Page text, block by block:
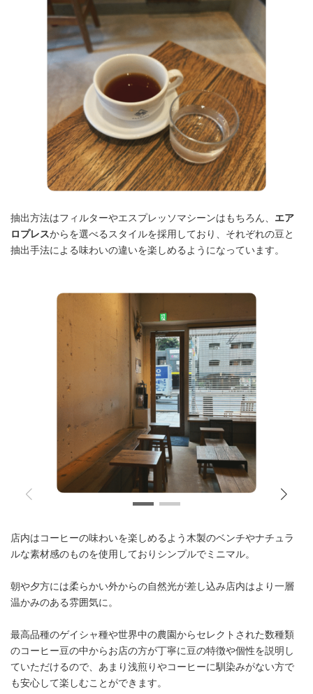
抽出方法はフィルターやエスプレッソマシーンはもちろん、 エア
ロプレスからを選べるスタイルを採用しており、それぞれの豆と
抽出手法による味わいの違いを楽しめるようになっています。
店内はコーヒーの味わいを楽しめるよう木製のベンチやナチュラ
ルな素材感のものを使用しておりシンプルでミニマル。
朝や夕方には柔らかい外からの自然光が差し込み店内はより一層
温かみのある雰囲気に。
最高品種のゲイシャ種や世界中の農園からセレクトされた数種類
のコーヒー豆の中からお店の方が丁寧に豆の特徴や個性を説明し
ていただけるので、あまり浅煎りやコーヒーに馴染みがない方で
も安心して楽しむことができます。